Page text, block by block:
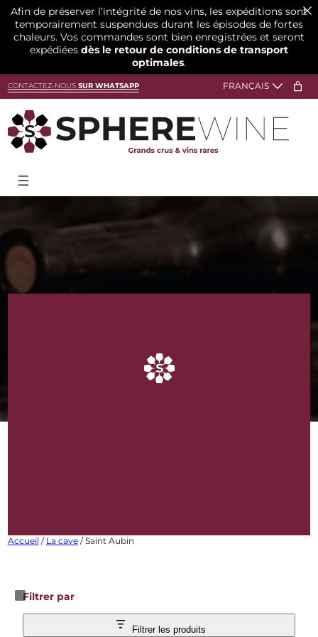
au
CONTACTEZ-NOUS SUR WHATSAPP
Accueil / La cave/ Saint Aubin
Filtrer par
Filtrer les produits
Afin de préserver l’intégrité de nos vins, les expéditions sont
temporairement suspendues durant les épisodes de fortes
chaleurs. Vos commandes sont bien enregistrées et seront
expédiées dès le retour de conditions de transport
optimales.